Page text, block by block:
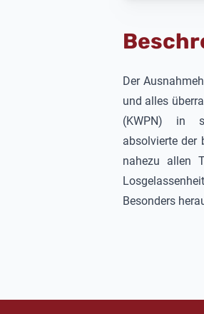
Der
und alles
(KWPN) in
absolvierte der
nahezu allen
Besonders